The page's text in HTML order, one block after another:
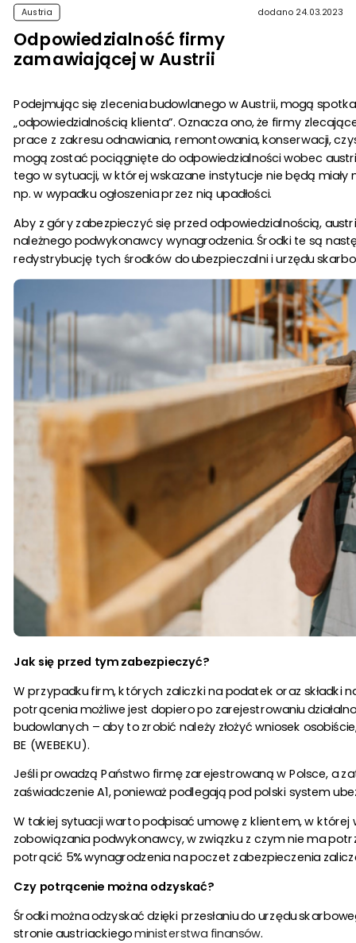
O NAS
WSPÓŁPRACA
Austria dodano 24.03.2023
Odpowiedzialność firmy
zamawiającej w Austrii
Podejmując się zlecenia budowlanego w Austrii, mogą
„odpowiedzialnością klienta”. Oznacza ono, że firmy
prace z zakresu odnawiania, remontowania, konserwacji,
mogą zostać pociągnięte do odpowiedzialności wobec
tego w sytuacji, w której wskazane instytucje nie będą
np. w wypadku ogłoszenia przez nią upadłości.
Aby z góry zabezpieczyć się przed odpowiedzialnością,
należnego podwykonawcy wynagrodzenia. Środki te są
redystrybucję tych środków do ubezpieczalni i urzędu
Jak się przed tym zabezpieczyć?
W przypadku firm, których zaliczki na podatek oraz składki
potrącenia możliwe jest dopiero po zarejestrowaniu
budowlanych – aby to zrobić należy złożyć wniosek
BE (WEBEKU).
Jeśli prowadzą Państwo firmę zarejestrowaną w Polsce, a
zaświadczenie A1, ponieważ podlegają pod polski system
W takiej sytuacji warto podpisać umowę z klientem, w
zobowiązania podwykonawcy, w związku z czym nie ma
potrącić 5% wynagrodzenia na poczet zabezpieczenia
Czy potrącenie można odzyskać?
Środki można odzyskać dzięki przesłaniu do urzędu
stronie austriackiegoministerstwa finansów.